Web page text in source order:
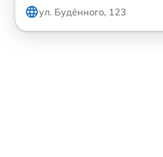
ул. Будённого, 123